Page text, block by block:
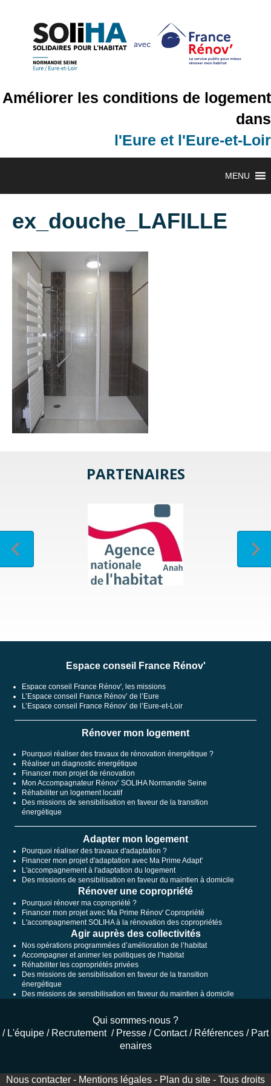
Améliorer les conditions de logement
dans
l'Eure et l'Eure-et-Loir
MENU
ex_douche_LAFILLE
PARTENAIRES
Espace conseil France Rénov'
Espace conseil France Rénov', les missions
L’Espace conseil France Rénov’ de l’Eure
L’Espace conseil France Rénov’ de l’Eure-et-Loir
Rénover mon logement
Pourquoi réaliser des travaux de rénovation énergétique ?
Réaliser un diagnostic énergétique
Financer mon projet de rénovation
Mon Accompagnateur Rénov’ SOLIHA Normandie Seine
Réhabiliter un logement locatif
Des missions de sensibilisation en faveur de la transition
énergétique
Adapter mon logement
Pourquoi réaliser des travaux d'adaptation ?
Financer mon projet d'adaptation avec Ma Prime Adapt'
L'accompagnement à l'adaptation du logement
Des missions de sensibilisation en faveur du maintien à domicile
Rénover une copropriété
Pourquoi rénover ma copropriété ?
Financer mon projet avec Ma Prime Rénov' Copropriété
L'accompagnement SOLIHA à la rénovation des copropriétés
Agir auprès des collectivités
Nos opérations programmées d’amélioration de l’habitat
Accompagner et animer les politiques de l’habitat
Réhabiliter les copropriétés privées
Des missions de sensibilisation en faveur de la transition
énergétique
Des missions de sensibilisation en faveur du maintien à domicile
Qui sommes-nous ?
/ L'équipe / Recrutement / Presse /Contact/ Références / Part
enaires
Nous contacter - Mentions légales - Plan du site - Tous droits